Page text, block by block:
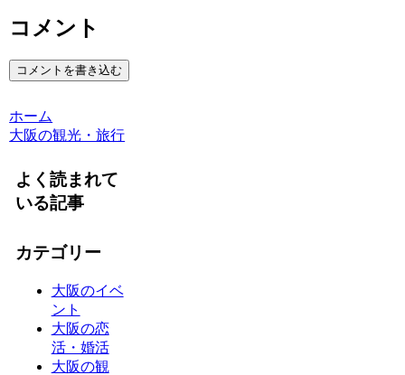
コメント
コメントを書き込む
ホーム
大阪の観光・旅行
よく読まれて
いる記事
カテゴリー
大阪のイベ
ント
大阪の恋
活・婚活
大阪の観